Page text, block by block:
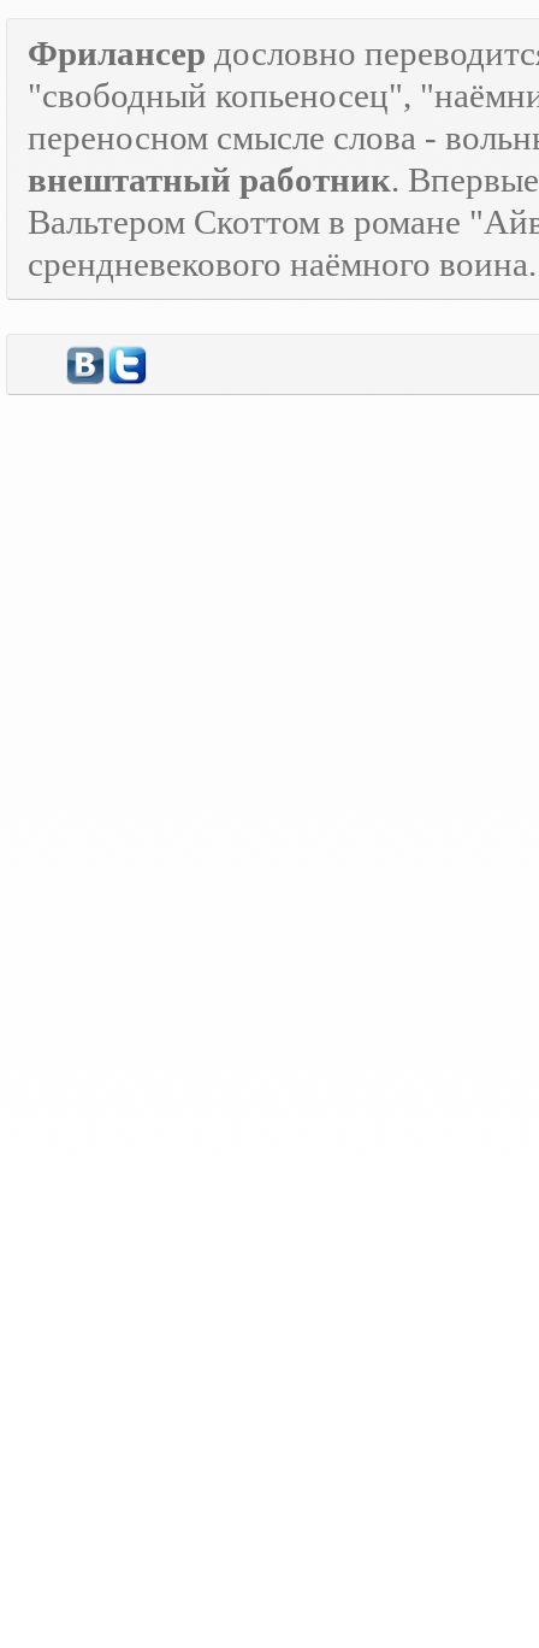
Фрилансер дословно
"свободный копьеносец",
переносном смысле слова -
внештатный работник.
Вальтером Скоттом в романе
срендневекового наёмного воина.